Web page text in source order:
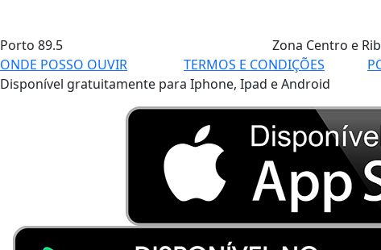
Porto 89.5 Zona Centro e
ONDE POSSO OUVIR
TERMOS E CONDIÇÕES
Disponível gratuitamente para Iphone, Ipad e Android